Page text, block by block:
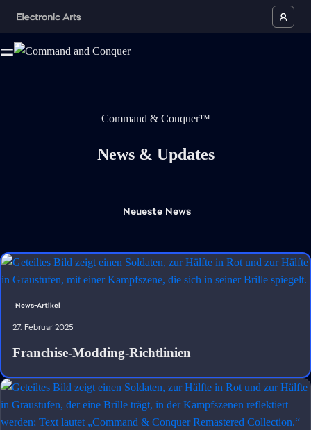
Command & Conquer™
News & Updates
Neueste News
News-Artikel
27. Februar 2025
Franchise-Modding-Richtlinien